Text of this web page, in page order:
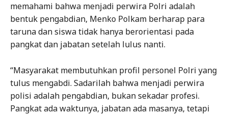
memahami bahwa menjadi perwira Polri adalah
bentuk pengabdian, Menko Polkam berharap para
taruna dan siswa tidak hanya berorientasi pada
pangkat dan jabatan setelah lulus nanti.
“Masyarakat membutuhkan profil personel Polri yang
tulus mengabdi. Sadarilah bahwa menjadi perwira
polisi adalah pengabdian, bukan sekadar profesi.
Pangkat ada waktunya, jabatan ada masanya, tetapi